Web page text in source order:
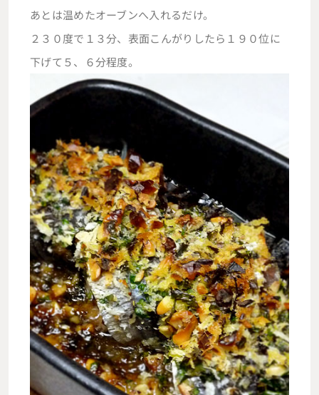
あとは温めたオーブンへ入れるだけ。
２３０度で１３分、表面こんがりしたら１９０位に
下げて５、６分程度。